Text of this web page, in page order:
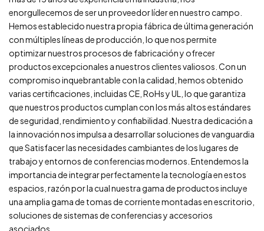
enorgullecemos de ser un proveedor líder en nuestro campo.
Hemos establecido nuestra propia fábrica de última generación
con múltiples líneas de producción, lo que nos permite
optimizar nuestros procesos de fabricación y ofrecer
productos excepcionales a nuestros clientes valiosos. Con un
compromiso inquebrantable con la calidad, hemos obtenido
varias certificaciones, incluidas CE, RoHs y UL, lo que garantiza
que nuestros productos cumplan con los más altos estándares
de seguridad, rendimiento y confiabilidad. Nuestra dedicación a
la innovación nos impulsa a desarrollar soluciones de vanguardia
que Satisfacer las necesidades cambiantes de los lugares de
trabajo y entornos de conferencias modernos. Entendemos la
importancia de integrar perfectamente la tecnología en estos
espacios, razón por la cual nuestra gama de productos incluye
una amplia gama de tomas de corriente montadas en escritorio,
soluciones de sistemas de conferencias y accesorios
asociados.